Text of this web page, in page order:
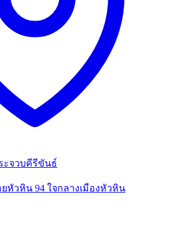
ะจวบคีรีขันธ์
หัวหิน 94 ใจกลางเมืองหัวหิน